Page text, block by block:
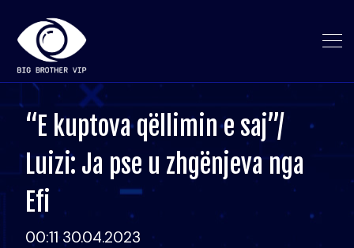
“E kuptova qëllimin e saj”/
Luizi: Ja pse u zhgënjeva nga
Efi
00:11 30.04.2023